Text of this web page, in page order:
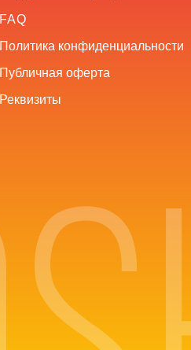
Политика конфиденциальности
Публичная оферта
FAQ
Реквизиты